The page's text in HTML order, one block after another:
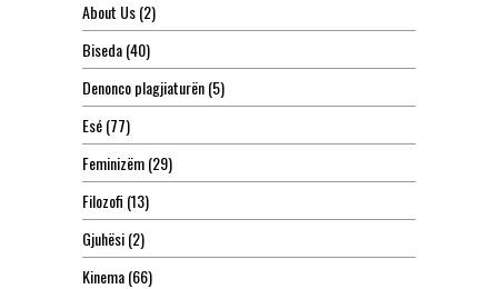
About Us(2)
Biseda(40)
Denonco plagjiaturën(5)
Esé(77)
Feminizëm(29)
Filozofi (13)
Gjuhësi(2)
Kinema(66)